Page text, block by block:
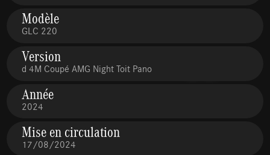
Modèle
GLC 220
Version
d 4M Coupé AMG Night Toit Pano
Année
2024
Mise en circulation
17/08/2024